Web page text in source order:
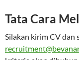
Tata Cara
Silakan kirim CV dan